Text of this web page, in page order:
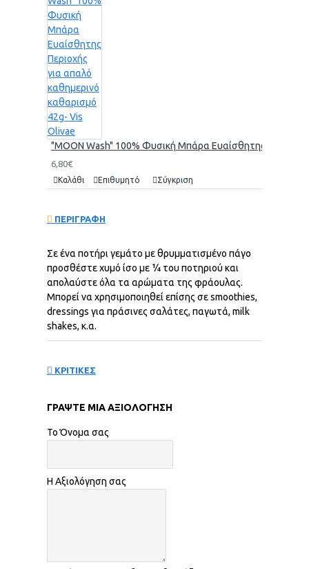
"MOON Wash" 100% Φυσική Μπάρα Ευαίσθητης
6,80€
Καλάθι Επιθυμητό Σύγκριση
ΠΕΡΙΓΡΑΦΗ
Σε ένα ποτήρι γεμάτο με θρυμματισμένο πάγο
προσθέστε χυμό ίσο με ¼ του ποτηριού και
απολαύστε όλα τα αρώματα της φράουλας.
Μπορεί να χρησιμοποιηθεί επίσης σε smoothies,
dressings για πράσινες σαλάτες, παγωτά, milk
shakes, κ.α.
ΚΡΙΤΙΚΕΣ
ΓΡΆΨΤΕ ΜΙΑ ΑΞΙΟΛΌΓΗΣΗ
Το Όνομα σας
Η Αξιολόγηση σας